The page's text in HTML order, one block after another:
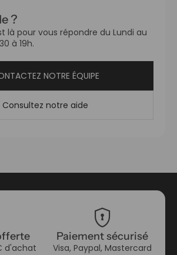
?
là pour vous répondre du Lundi au
à 19h.
NOTRE ÉQUIPE
Consultez notre aide
d'achat
encrypted
Paiement sécurisé
Visa, Paypal, Mastercard